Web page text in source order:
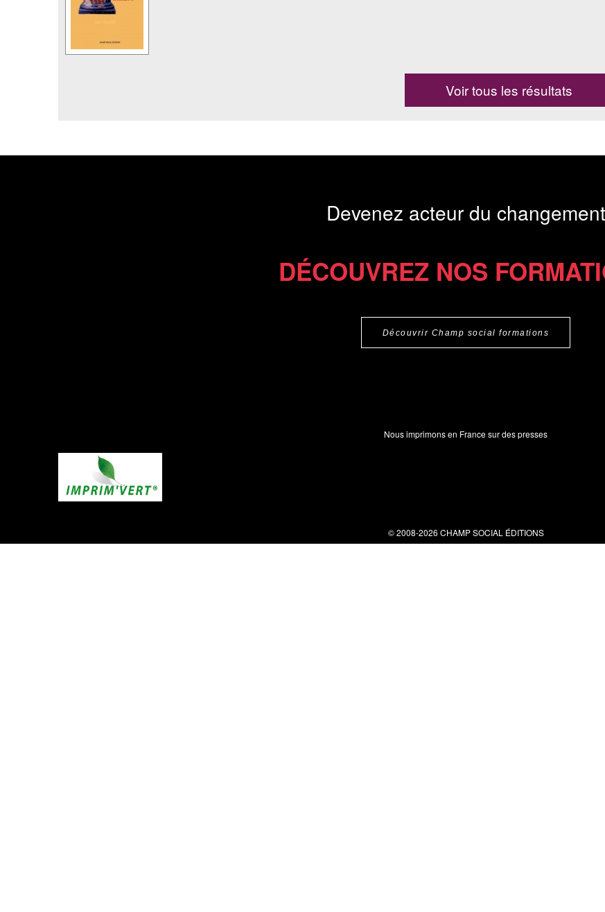
Voir tous les résultats
Devenez acteur du changement
DÉCOUVREZ NOS
Découvrir Champ social formations
Nous imprimons en France sur des presses
© 2008-2026 CHAMP SOCIAL ÉDITIONS